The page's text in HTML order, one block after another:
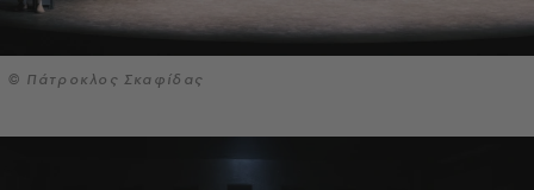
© Πάτροκλος Σκαφίδας